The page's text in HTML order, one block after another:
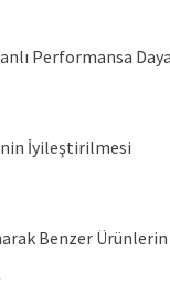
Performansa
İyileştirilmesi
Benzer